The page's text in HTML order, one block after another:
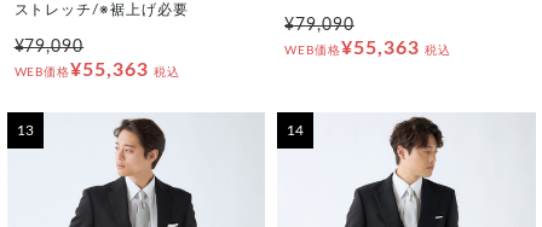
ストレッチ/※裾上げ必要
¥79,090
WEB価格¥55,363 税込
¥79,090
WEB価格¥55,363 税込
13 14